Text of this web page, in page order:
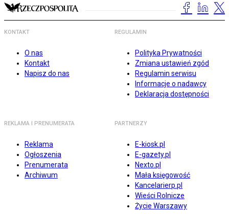
KONTAKT
O nas
Kontakt
Napisz do nas
REGULAMIN
Polityka Prywatności
Zmiana ustawień zgód
Regulamin serwisu
Informacje o nadawcy
Deklaracja dostępności
REKLAMA I PRENUMERATA
Reklama
Ogłoszenia
Prenumerata
Archiwum
PARTNERZY
E-kiosk.pl
E-gazety.pl
Nexto.pl
Mała księgowość
Kancelarierp.pl
Wieści Rolnicze
Życie Warszawy